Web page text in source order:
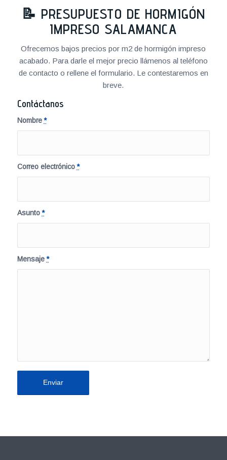
📝 PRESUPUESTO DE HORMIGÓN
IMPRESO SALAMANCA
Ofrecemos bajos precios por m2 de hormigón impreso
acabado. Para darle el mejor precio llámenos al teléfono
de contacto o rellene el formulario. Le contestaremos en
breve.
Contáctanos
Nombre*
Correo electrónico*
Asunto*
Mensaje*